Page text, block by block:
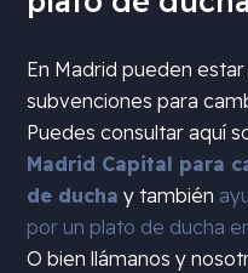
En Madrid pueden
subvenciones para
Puedes consultar aquí
Madrid Capital para
de ducha y también
por un plato de ducha
O bien llámanos y